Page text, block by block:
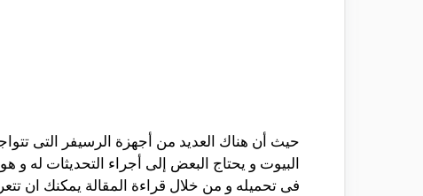
حيث أن هناك العديد من أجهزة الرسيفر التى
البيوت و يحتاج البعض إلى أجراء التحديثات له و
فى تحميله و من خلال قراءة المقالة يمكنك ان